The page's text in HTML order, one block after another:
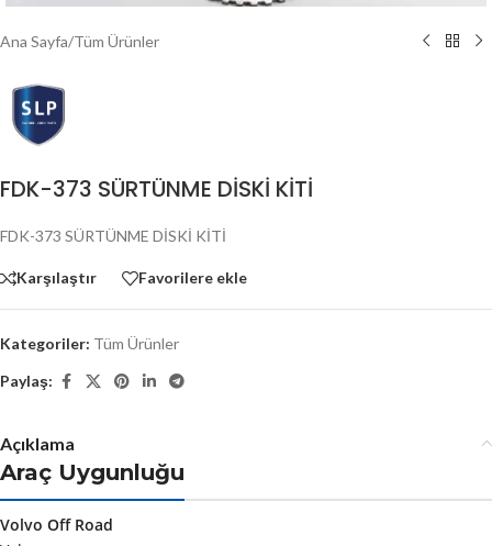
Ana Sayfa/Tüm Ürünler
FDK-373 SÜRTÜNME DİSKİ KİTİ
FDK-373 SÜRTÜNME DİSKİ KİTİ
Karşılaştır Favorilere ekle
Kategoriler: Tüm Ürünler
Paylaş:
Açıklama
Araç Uygunluğu
Volvo Off Road